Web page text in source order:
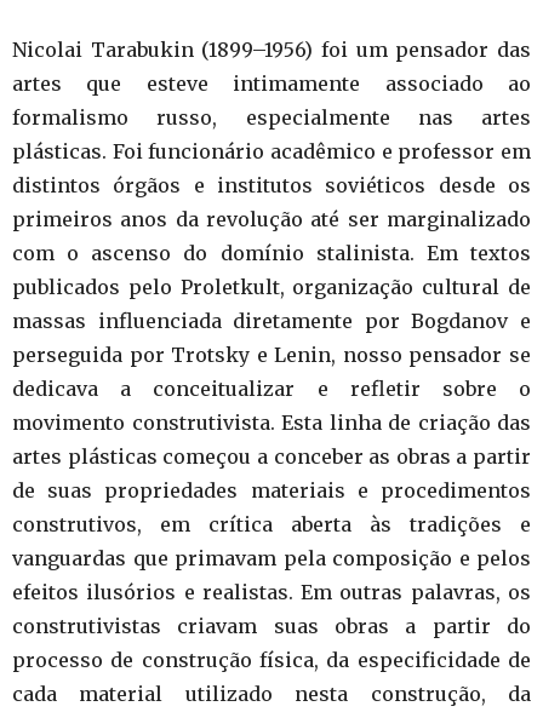
Nicolai Tarabukin (1899–1956) foi um pensador das
artes que esteve intimamente associado ao
formalismo russo, especialmente nas artes
plásticas. Foi funcionário acadêmico e professor em
distintos órgãos e institutos soviéticos desde os
primeiros anos da revolução até ser marginalizado
com o ascenso do domínio stalinista. Em textos
publicados pelo Proletkult, organização cultural de
massas influenciada diretamente por Bogdanov e
perseguida por Trotsky e Lenin, nosso pensador se
dedicava a conceitualizar e refletir sobre o
movimento construtivista. Esta linha de criação das
artes plásticas começou a conceber as obras a partir
de suas propriedades materiais e procedimentos
construtivos, em crítica aberta às tradições e
vanguardas que primavam pela composição e pelos
efeitos ilusórios e realistas. Em outras palavras, os
construtivistas criavam suas obras a partir do
processo de construção física, da especificidade de
cada material utilizado nesta construção, da